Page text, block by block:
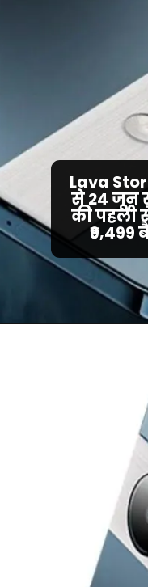
Lava
से 24 जून
की पहली